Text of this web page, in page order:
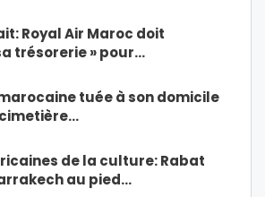
Royal Air Maroc doit
trésorerie » pour…
tuée à son domicile
de la culture: Rabat
au pied…